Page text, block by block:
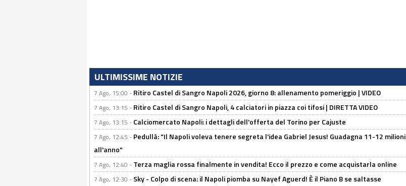
ULTIMISSIME NOTIZIE
7 Ago, 15:00 - Ritiro Castel di Sangro Napoli 2026, giorno 8: allenamento pomeriggio | VIDEO
7 Ago, 13:15 - Ritiro Castel di Sangro Napoli, 4 calciatori in piazza coi tifosi | DIRETTA VIDEO
7 Ago, 13:15 - Calciomercato Napoli: i dettagli dell'offerta del Torino per Cajuste
7 Ago, 12:45 - Pedullà: "Il Napoli voleva tenere segreta l'idea Gabriel Jesus! Guadagna 11-12 milioni
all'anno"
7 Ago, 12:40 - Terza maglia rossa finalmente in vendita! Ecco il prezzo e come acquistarla online
7 Ago, 12:30 - Sky - Colpo di scena: il Napoli piomba su Nayef Aguerd! È il Piano B se saltasse